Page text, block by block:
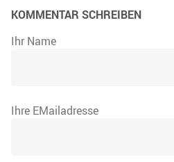
KOMMENTAR SCHREIBEN
Ihr Name
Ihre EMailadresse